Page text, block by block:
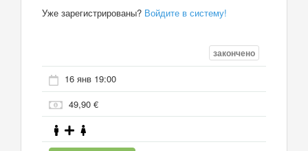
Уже зарегистрированы? Войдите в систему!
закончено
16 янв 19:00
49,90 €